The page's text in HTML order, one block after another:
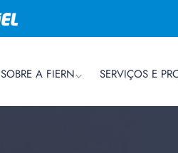
SOBRE A FIERN SERVIÇOS E